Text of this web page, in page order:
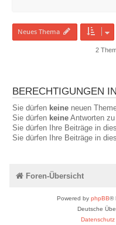
Neues Thema
2
BERECHTIGUNGEN
Sie dürfen keine neuen
Sie dürfen keine Antworten
Sie dürfen Ihre Beiträge in
Sie dürfen Ihre Beiträge in
Foren-Übersicht
Powered by phpBB®
Deutsche
Datenschutz